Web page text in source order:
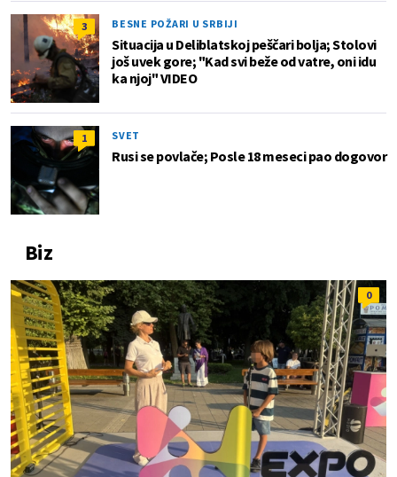
3 BESNE POŽARI U SRBIJI
Situacija u Deliblatskoj peščari bolja; Stolovi
još uvek gore; "Kad svi beže od vatre, oni idu
ka njoj" VIDEO
1 SVET
Rusi se povlače; Posle 18 meseci pao dogovor
Biz
0